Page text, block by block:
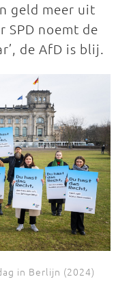
geld meer uit
SPD noemt de
de AfD is blij.
in Berlijn (2024)